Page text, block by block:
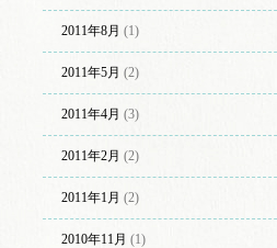
2011年8月 (1)
2011年5月 (2)
2011年4月 (3)
2011年2月 (2)
2011年1月 (2)
2010年11月 (1)